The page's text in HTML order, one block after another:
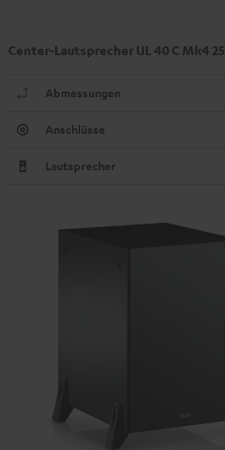
Center-Lautsprecher UL 40 C Mk4 25
Abmessungen
Anschlüsse
Lautsprecher